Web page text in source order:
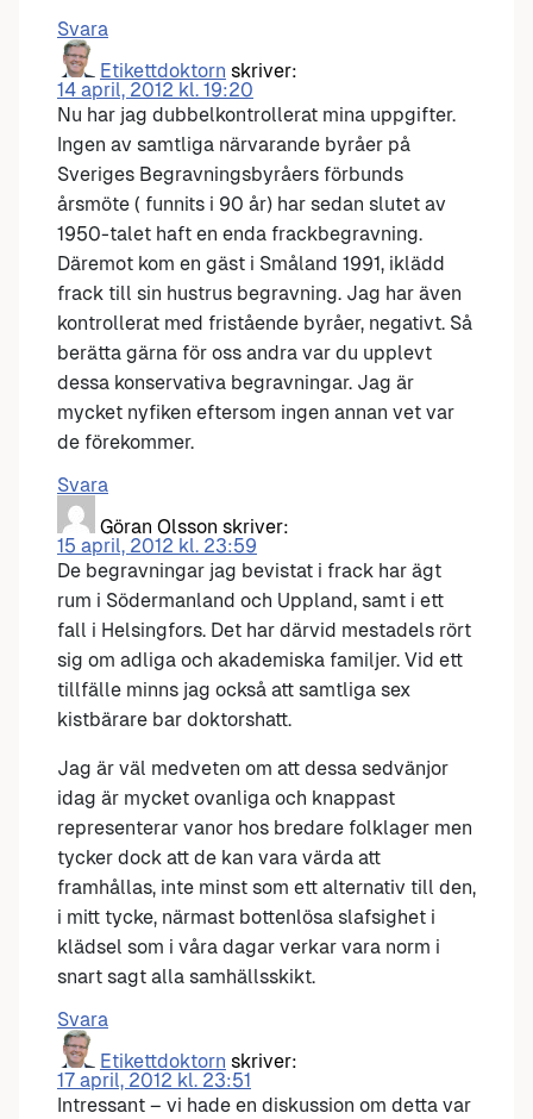
Svara
Etikettdoktorn skriver:
14 april, 2012 kl. 19:20
Nu har jag dubbelkontrollerat mina uppgifter.
Ingen av samtliga närvarande byråer på
Sveriges Begravningsbyråers förbunds
årsmöte ( funnits i 90 år) har sedan slutet av
1950-talet haft en enda frackbegravning.
Däremot kom en gäst i Småland 1991, iklädd
frack till sin hustrus begravning. Jag har även
kontrollerat med fristående byråer, negativt. Så
berätta gärna för oss andra var du upplevt
dessa konservativa begravningar. Jag är
mycket nyfiken eftersom ingen annan vet var
de förekommer.
Svara
Göran Olsson skriver:
15 april, 2012 kl. 23:59
De begravningar jag bevistat i frack har ägt
rum i Södermanland och Uppland, samt i ett
fall i Helsingfors. Det har därvid mestadels rört
sig om adliga och akademiska familjer. Vid ett
tillfälle minns jag också att samtliga sex
kistbärare bar doktorshatt.
Jag är väl medveten om att dessa sedvänjor
idag är mycket ovanliga och knappast
representerar vanor hos bredare folklager men
tycker dock att de kan vara värda att
framhållas, inte minst som ett alternativ till den,
i mitt tycke, närmast bottenlösa slafsighet i
klädsel som i våra dagar verkar vara norm i
snart sagt alla samhällsskikt.
Svara
Etikettdoktorn skriver:
17 april, 2012 kl. 23:51
Intressant – vi hade en diskussion om detta var